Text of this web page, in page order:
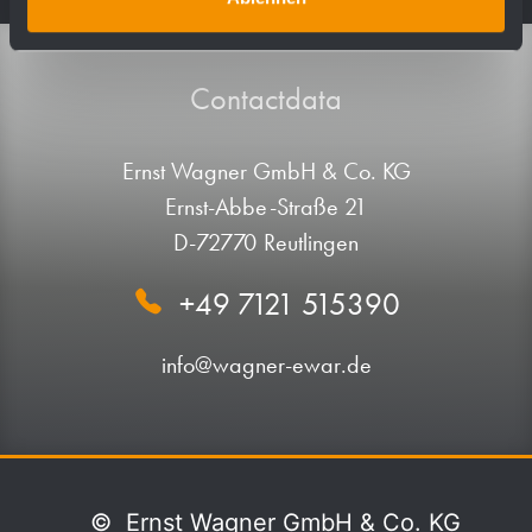
Contactdata
Ernst Wagner GmbH & Co. KG
Ernst-Abbe-Straße 21
D-72770 Reutlingen
+49 7121 515390
info@wagner-ewar.de
© Ernst Wagner GmbH & Co. KG